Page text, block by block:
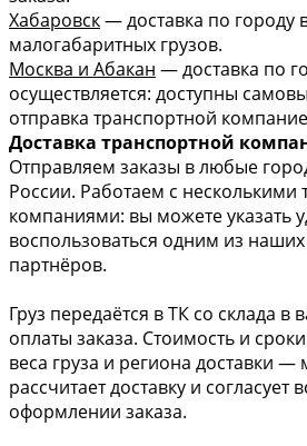
Хабаровск— доставка по городу
малогабаритных грузов.
Москва и Абакан — доставка по
осуществляется: доступны
отправка транспортной
Доставка транспортной
Отправляем заказы в любые
России. Работаем с несколькими
компаниями: вы можете указать
воспользоваться одним из
партнёров.
Груз передаётся в ТК со склада
оплаты заказа. Стоимость и
веса груза и региона доставки
рассчитает доставку и согласует
оформлении заказа.